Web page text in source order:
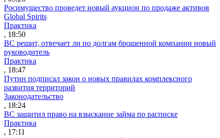
Росимущество проведет новый аукцион по продаже активов
Global Spirits
Практика
, 18:50
ВС решит, отвечает ли по долгам брошенной компании новый
руководитель
Практика
, 18:47
Путин подписал закон о новых правилах комплексного
развития территорий
Законодательство
, 18:24
ВС защитил право на взыскание займа по расписке
Практика
, 17:11